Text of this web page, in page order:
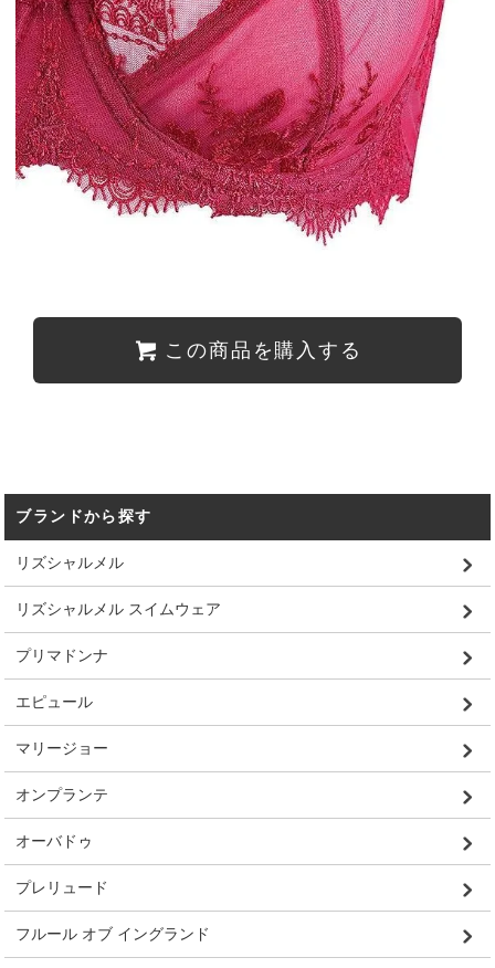
この商品を購入する
ブランドから探す
リズシャルメル
リズシャルメル スイムウェア
プリマドンナ
エピュール
マリージョー
オンプランテ
オーバドゥ
プレリュード
フルール オブ イングランド